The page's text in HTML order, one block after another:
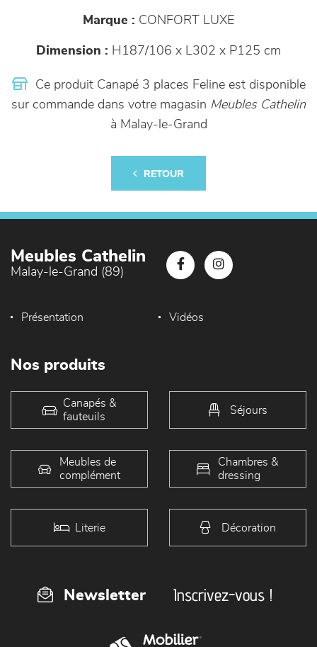
Marque : CONFORT LUXE
Dimension : H187/106 x L302 x P125 cm
Ce produit Canapé 3 places Feline est disponible
sur commande dans votre magasin Meubles Cathelin
à Malay-le-Grand
RETOUR
Meubles Cathelin
Malay-le-Grand (89)
Présentation Vidéos
Nos produits
Canapés &
fauteuils
Séjours
Meubles de
complément
Chambres &
dressing
Literie Décoration
Newsletter Inscrivez-vous !